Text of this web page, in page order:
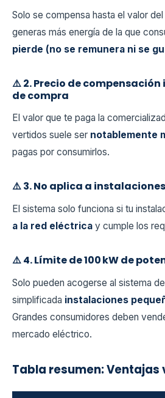
Solo se compensa hasta el valor
generas más energía de la que
pierde (no se remunera ni se
⚠️ 2. Precio de
de compra
El valor que te paga la
vertidos suele ser notablemente
pagas por consumirlos.
⚠️ 3. No aplica a
El sistema solo funciona si tu
a la red eléctrica y cumple los
⚠️ 4. Límite de 100 kW de
Solo pueden acogerse al sistema
simplificada instalaciones
Grandes consumidores deben
mercado eléctrico.
Tabla resumen: Ventajas